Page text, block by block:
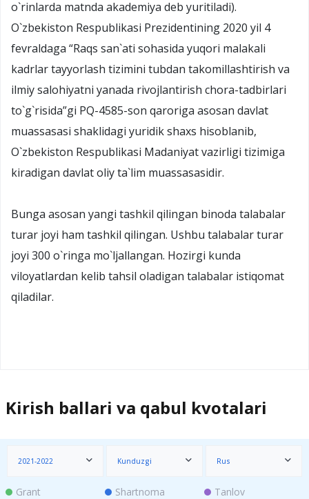
о`rinlarda matnda akademiya deb yuritiladi).
О`zbekiston Respublikasi Prezidentining 2020 yil 4
fevraldaga “Raqs san`ati sohasida yuqori malakali
kadrlar tayyorlash tizimini tubdan takomillashtirish va
ilmiy salohiyatni yanada rivojlantirish chora-tadbirlari
tо`g`risida”gi PQ-4585-son qaroriga asosan davlat
muassasasi shaklidagi yuridik shaxs hisoblanib,
О`zbekiston Respublikasi Madaniyat vazirligi tizimiga
kiradigan davlat oliy ta`lim muassasasidir.
Bunga asosan yangi tashkil qilingan binoda talabalar
turar joyi ham tashkil qilingan. Ushbu talabalar turar
joyi 300 о`ringa mо`ljallangan. Hozirgi kunda
viloyatlardan kelib tahsil oladigan talabalar istiqomat
qiladilar.
Kirish ballari va qabul kvotalari
2021-2022 Kunduzgi Rus
Grant Shartnoma Tanlov